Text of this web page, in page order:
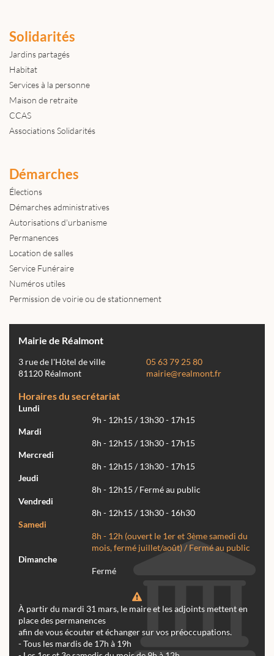
Solidarités
Jardins partagés
Habitat
Services à la personne
Maison de retraite
CCAS
Associations Solidarités
Démarches
Élections
Démarches administratives
Autorisations d'urbanisme
Permanences
Location de salles
Service Funéraire
Numéros utiles
Permission de voirie ou de stationnement
Mairie de Réalmont
3 rue de l'Hôtel de ville
81120 Réalmont
05 63 79 25 80
mairie@realmont.fr
Horaires du secrétariat
Lundi
9h - 12h15 / 13h30 - 17h15
Mardi
8h - 12h15 / 13h30 - 17h15
Mercredi
8h - 12h15 / 13h30 - 17h15
Jeudi
8h - 12h15 / Fermé au public
Vendredi
8h - 12h15 / 13h30 - 16h30
Samedi
8h - 12h (ouvert le 1er et 3ème samedi du
mois, fermé juillet/août) / Fermé au public
Dimanche
Fermé
À partir du mardi 31 mars, le maire et les adjoints mettent en
place des permanences
afin de vous écouter et échanger sur vos préoccupations.
- Tous les mardis de 17h à 19h